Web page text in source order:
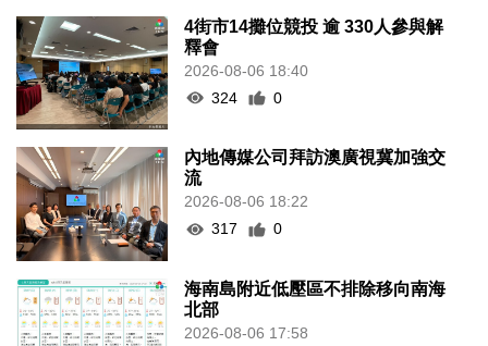
4街市14攤位競投 逾 330人參與解
釋會
2026-08-06 18:40
324
0
內地傳媒公司拜訪澳廣視冀加強交
流
2026-08-06 18:22
317
0
海南島附近低壓區不排除移向南海
北部
2026-08-06 17:58